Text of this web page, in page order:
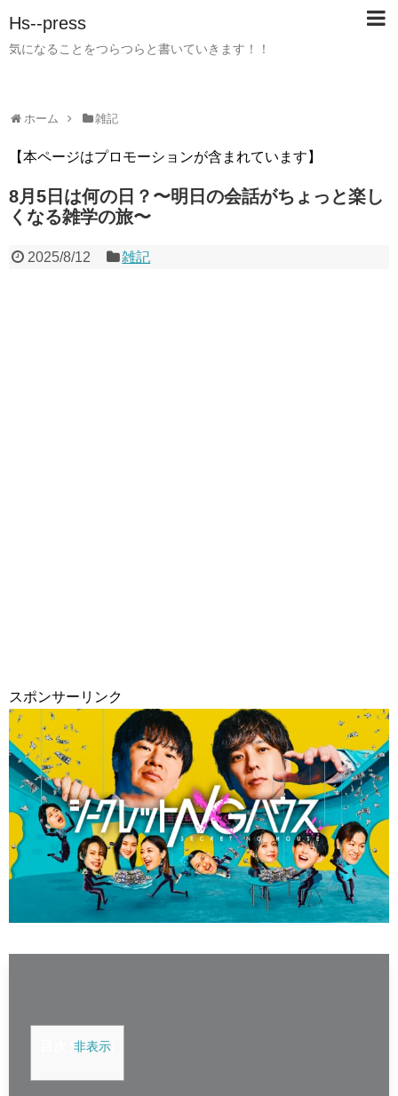
Hs--press
気になることをつらつらと書いていきます！！
ホーム 雑記
【本ページはプロモーションが含まれています】
8月5日は何の日？〜明日の会話がちょっと楽し
くなる雑学の旅〜
2025/8/12 雑記
スポンサーリンク
非表示